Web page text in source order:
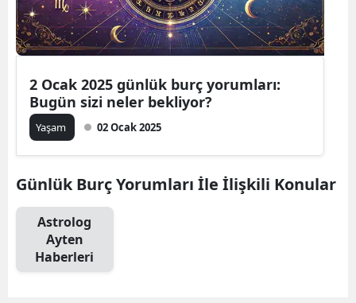
2 Ocak 2025 günlük burç yorumları:
Bugün sizi neler bekliyor?
Yaşam 02 Ocak 2025
Günlük Burç Yorumları İle İlişkili Konular
Astrolog
Ayten
Haberleri